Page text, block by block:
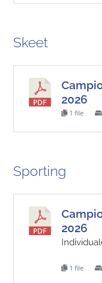
Skeet
2026
1 file
Sporting
2026
1 file